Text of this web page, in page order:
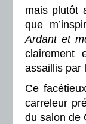
mais plutôt
que
Ardant et
clairement
assaillis par
Ce
carreleur
du salon de